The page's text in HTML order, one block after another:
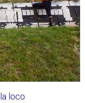
loco